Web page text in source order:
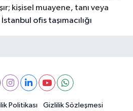
kişisel muayene, tanı veya
İstanbul ofis taşımacılığı
Politikası
Gizlilik Sözleşmesi